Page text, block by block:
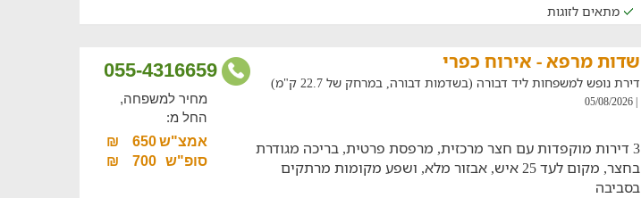
מתאים לזוגות
055-4316659 שדות מרפא - אירוח כפרי
דירת נופש למשפחות ליד דבורה (בשדמות דבורה, במרחק של 22.7 ק"מ)
| 05/08/2026
3 דירות מוקפדות עם חצר מרכזית, מרפסת פרטית, בריכה מגודרת
בחצר, מקום לעד 25 איש, אבזור מלא, ושפע מקומות מרתקים
בסביבה
מחיר למשפחה,
החל מ:
אמצ"ש650
₪
סופ"ש
700
₪